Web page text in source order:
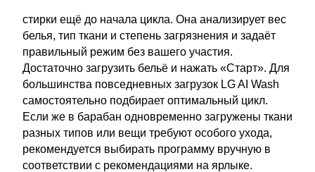
стирки ещё до начала цикла. Она анализирует вес
белья, тип ткани и степень загрязнения и задаёт
правильный режим без вашего участия.
Достаточно загрузить бельё и нажать «Старт». Для
большинства повседневных загрузок LG AI Wash
самостоятельно подбирает оптимальный цикл.
Если же в барабан одновременно загружены ткани
разных типов или вещи требуют особого ухода,
рекомендуется выбирать программу вручную в
соответствии с рекомендациями на ярлыке.